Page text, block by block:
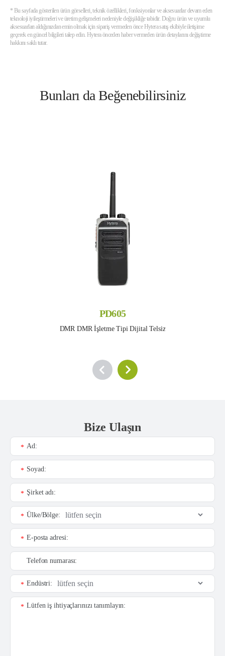
* Bu sayfada gösterilen ürün görselleri, teknik özellikleri, fonksiyonlar ve aksesuarlar devam eden
teknoloji iyileştirmeleri ve üretim gelişmeleri nedeniyle değişikliğe tabidir. Doğru ürün ve uyumlu
aksesuarları aldığınızdan emin olmak için sipariş vermeden önce Hytera satış ekibiyle iletişime
geçerek en güncel bilgileri talep edin. Hytera önceden haber vermeden ürün detaylarını değiştirme
hakkını saklı tutar.
Bunları da Beğenebilirsiniz
PD605
DMR DMR İşletme Tipi Dijital Telsiz
Bize Ulaşın
Ad:
*
Soyad:
*
Şirket adı:
*
Ülke/Bölge:
*
E-posta adresi:
*
Telefon numarası:
Endüstri:
*
Lütfen iş ihtiyaçlarınızı tanımlayın:
*